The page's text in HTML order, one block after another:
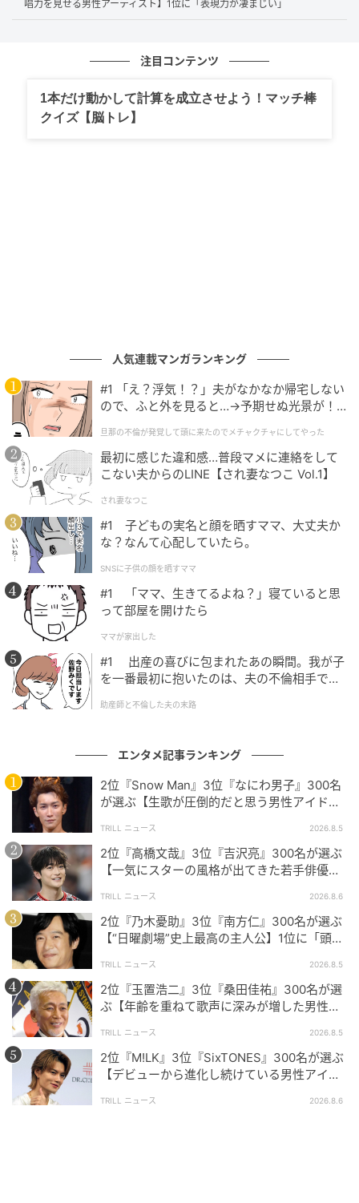
演じている感がなく、本当にその人が存在しているようだと感
堂々の1位は71票で綾瀬はるかさん！コミカルからシ
リアスまで幅広い作品で活躍し、「カメレオン」のよ
うな変幻自在ぶりや、どんな役柄にも自然になじむバ
ランス感覚など、多彩な魅力で圧倒的支持を集めまし
た。その柔軟さ・親しみやすさ・安心して見ていられ
る存在として愛されています。
義母と娘のブルースというドラマを見てとても演技力のある女
国と地獄で彼女の演技の凄さを知り釘付けになった（53歳／女
性）
とにかく演技がうますぎて感激したからです（20歳／男性）
今後の活躍にも注目です！
それぞれ個性豊かな40代女優たちへの熱い支持コメン
トが多数寄せられていました。これからも彼女たちに
よる素晴らしい名演技に期待したいですね。
※本記事は、自社で募集したアンケートの回答者300名
の意見を集計した結果に基づき制作しています。社会
全体の意見を代表、あるいは断定するものではないこ
とを、あらかじめご了承ください。
※記事内の情報は執筆時点の内容です。
※コメントは原文ママ
唱力を見せる男性アーティスト】1位に「表現力が凄まじい」
注目コンテンツ
1本だけ動かして計算を成立させよう！マッチ棒
クイズ【脳トレ】
人気連載マンガランキング
#1 「え？浮気！？」夫がなかなか帰宅しない
ので、ふと外を見ると…→予期せぬ光景が！
クチャにしてやった
旦那の不倫が発覚して頭に来たのでメチャクチャにしてやった
最初に感じた違和感…普段マメに連絡をして
こない夫からのLINE【され妻なつこ Vol.1】
され妻なつこ
#1 子どもの実名と顔を晒すママ、大丈夫か
な？なんて心配していたら。
SNSに子供の顔を晒すママ
#1 「ママ、生きてるよね？」寝ていると思
って部屋を開けたら
ママが家出した
#1 出産の喜びに包まれたあの瞬間。我が子
を一番最初に抱いたのは、夫の不倫相手でし
助産師と不倫した夫の末路
エンタメ記事ランキング
2位『Snow Man』3位『なにわ男子』300名
が選ぶ【生歌が圧倒的だと思う男性アイドル
TRILL ニュース 2026.8.5
2位『高橋文哉』3位『吉沢亮』300名が選ぶ
【一気にスターの風格が出てきた若手俳優】1
TRILL ニュース 2026.8.6
2位『乃木憂助』3位『南方仁』300名が選ぶ
【“日曜劇場”史上最高の主人公】1位に「頭
TRILL ニュース 2026.8.5
2位『玉置浩二』3位『桑田佳祐』300名が選
ぶ【年齢を重ねて歌声に深みが増した男性ア
TRILL ニュース 2026.8.5
2位『M!LK』3位『SixTONES』300名が選ぶ
【デビューから進化し続けている男性アイド
TRILL ニュース 2026.8.6